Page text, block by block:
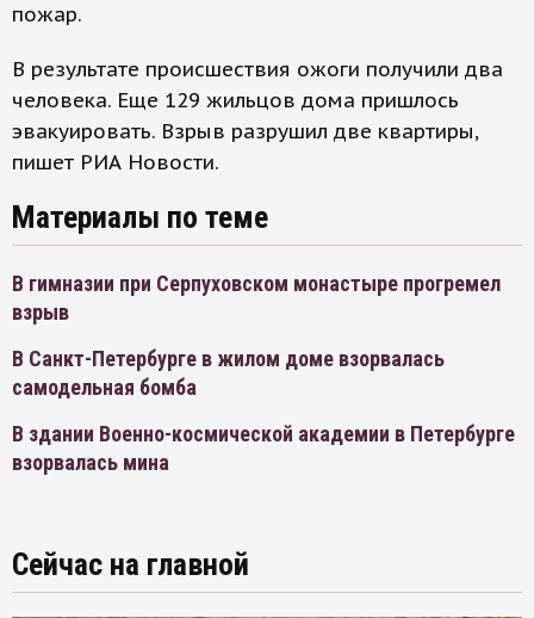
пожар.
В результате происшествия ожоги получили два
человека. Еще 129 жильцов дома пришлось
эвакуировать. Взрыв разрушил две квартиры,
пишет РИА Новости.
Материалы по теме
В гимназии при Серпуховском монастыре прогремел
взрыв
В Санкт-Петербурге в жилом доме взорвалась
самодельная бомба
В здании Военно-космической академии в Петербурге
взорвалась мина
Сейчас на главной